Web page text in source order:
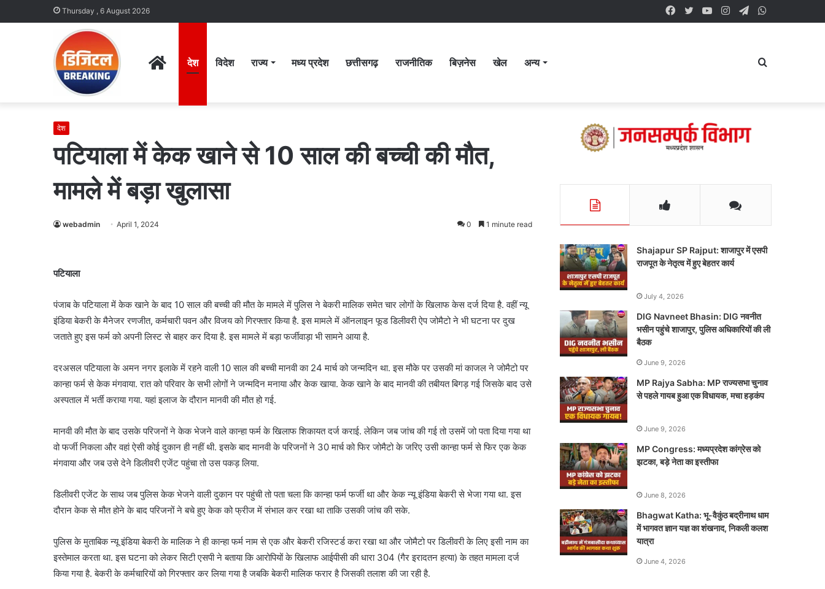
Thursday , 6 August 2026 Telegram
Instagram
YouTube
Twitter
Facebook
Homeदेश विदेश राज्य मध्य प्रदेश छत्तीसगढ़ राजनीतिक बिज़नेस खेल अन्य Search
देश
पटियाला में केक खाने से 10 साल की बच्ची की मौत,
मामले में बड़ा खुलासा
webadmin April 1, 2024 0 1 minute read
पटियाला
पंजाब के पटियाला में केक खाने के बाद 10 साल की बच्ची की मौत के मामले में पुलिस ने बेकरी मालिक समेत चार लोगों के खिलाफ केस दर्ज दिया है. वहीं न्यू
इंडिया बेकरी के मैनेजर रणजीत, कर्मचारी पवन और विजय को गिरफ्तार किया है. इस मामले में ऑनलाइन फूड डिलीवरी ऐप जोमैटो ने भी घटना पर दुख
जताते हुए इस फर्म को अपनी लिस्ट से बाहर कर दिया है. इस मामले में बड़ा फर्जीवाड़ा भी सामने आया है.
दरअसल पटियाला के अमन नगर इलाके में रहने वाली 10 साल की बच्ची मानवी का 24 मार्च को जन्मदिन था. इस मौके पर उसकी मां काजल ने जोमैटो पर
कान्हा फर्म से केक मंगवाया. रात को परिवार के सभी लोगों ने जन्मदिन मनाया और केक खाया. केक खाने के बाद मानवी की तबीयत बिगड़ गई जिसके बाद उसे
अस्पताल में भर्ती कराया गया. यहां इलाज के दौरान मानवी की मौत हो गई.
मानवी की मौत के बाद उसके परिजनों ने केक भेजने वाले कान्हा फर्म के खिलाफ शिकायत दर्ज कराई. लेकिन जब जांच की गई तो उसमें जो पता दिया गया था
वो फर्जी निकला और वहां ऐसी कोई दुकान ही नहीं थी. इसके बाद मानवी के परिजनों ने 30 मार्च को फिर जोमैटो के जरिए उसी कान्हा फर्म से फिर एक केक
मंगवाया और जब उसे देने डिलीवरी एजेंट पहुंचा तो उस पकड़ लिया.
डिलीवरी एजेंट के साथ जब पुलिस केक भेजने वाली दुकान पर पहुंची तो पता चला कि कान्हा फर्म फर्जी था और केक न्यू इंडिया बेकरी से भेजा गया था. इस
दौरान केक से मौत होने के बाद परिजनों ने बचे हुए केक को फ्रीज में संभाल कर रखा था ताकि उसकी जांच की सके.
पुलिस के मुताबिक न्यू इंडिया बेकरी के मालिक ने ही कान्हा फर्म नाम से एक और बेकरी रजिस्टर्ड करा रखा था और जोमैटो पर डिलीवरी के लिए इसी नाम का
इस्तेमाल करता था. इस घटना को लेकर सिटी एसपी ने बताया कि आरोपियों के खिलाफ आईपीसी की धारा 304 (गैर इरादतन हत्या) के तहत मामला दर्ज
किया गया है. बेकरी के कर्मचारियों को गिरफ्तार कर लिया गया है जबकि बेकरी मालिक फरार है जिसकी तलाश की जा रही है.
Shajapur SP Rajput: शाजापुर में एसपी
राजपूत के नेतृत्व में हुए बेहतर कार्य
July 4, 2026
DIG Navneet Bhasin: DIG नवनीत
भसीन पहुंचे शाजापुर, पुलिस अधिकारियों की ली
बैठक
June 9, 2026
MP Rajya Sabha: MP राज्यसभा चुनाव
से पहले गायब हुआ एक विधायक, मचा हड़कंप
June 9, 2026
MP Congress: मध्यप्रदेश कांग्रेस को
झटका, बड़े नेता का इस्तीफा
June 8, 2026
Bhagwat Katha: भू-वैकुंठ बद्रीनाथ धाम
में भागवत ज्ञान यज्ञ का शंखनाद, निकली कलश
यात्रा
June 4, 2026